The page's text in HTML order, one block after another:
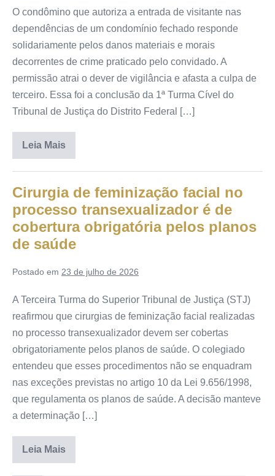
O condômino que autoriza a entrada de visitante nas
dependências de um condomínio fechado responde
solidariamente pelos danos materiais e morais
decorrentes de crime praticado pelo convidado. A
permissão atrai o dever de vigilância e afasta a culpa de
terceiro. Essa foi a conclusão da 1ª Turma Cível do
Tribunal de Justiça do Distrito Federal […]
Leia Mais
Cirurgia de feminização facial no
processo transexualizador é de
cobertura obrigatória pelos planos
de saúde
Postado em 23 de julho de 2026
A Terceira Turma do Superior Tribunal de Justiça (STJ)
reafirmou que cirurgias de feminização facial realizadas
no processo transexualizador devem ser cobertas
obrigatoriamente pelos planos de saúde. O colegiado
entendeu que esses procedimentos não se enquadram
nas exceções previstas no artigo 10 da Lei 9.656/1998,
que regulamenta os planos de saúde. A decisão manteve
a determinação […]
Leia Mais